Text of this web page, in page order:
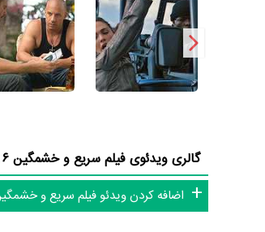
از دیگر بازیگران فیلم سریع و خشمگین ۶ می‌توان به
نقش Shaw،
Elsa Pataky در نقش Elena،
Jah اشاره کرد.
داستان فیلم سریع و خشمگین ۶
از محتوا و داستان فیلم سریع و خشمگین ۶ چقدر اطلاع دارید؟ فیلم‌نامه سریع و خشمگین ۶ توسط
گالری ویدئوی فیلم سریع و خشمگین ۶
اضافه کردن ویدئو فیلم سریع و